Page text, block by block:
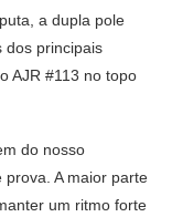
a dupla pole
dos principais
AJR #113 no topo
do nosso
A maior parte
um ritmo forte